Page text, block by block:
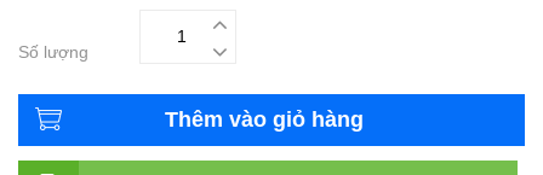
Số lượng
Thêm vào giỏ hàng